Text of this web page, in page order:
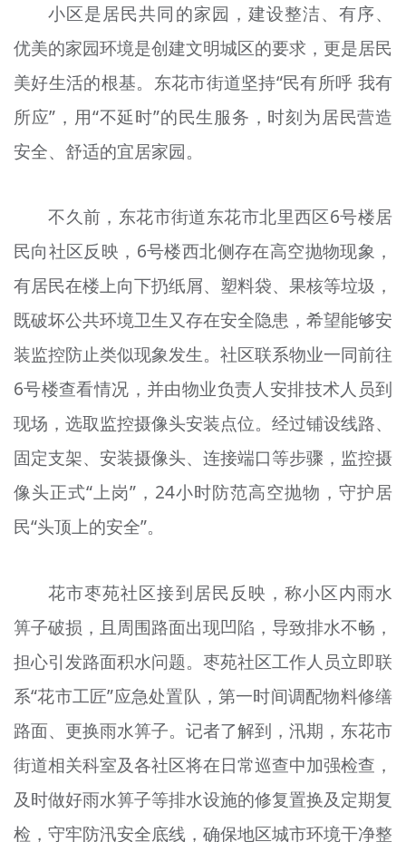
小区是居民共同的家园，建设整洁、有序、
优美的家园环境是创建文明城区的要求，更是居民
美好生活的根基。东花市街道坚持“民有所呼 我有
所应”，用“不延时”的民生服务，时刻为居民营造
安全、舒适的宜居家园。
不久前，东花市街道东花市北里西区6号楼居
民向社区反映，6号楼西北侧存在高空抛物现象，
有居民在楼上向下扔纸屑、塑料袋、果核等垃圾，
既破坏公共环境卫生又存在安全隐患，希望能够安
装监控防止类似现象发生。社区联系物业一同前往
6号楼查看情况，并由物业负责人安排技术人员到
现场，选取监控摄像头安装点位。经过铺设线路、
固定支架、安装摄像头、连接端口等步骤，监控摄
像头正式“上岗”，24小时防范高空抛物，守护居
民“头顶上的安全”。
花市枣苑社区接到居民反映，称小区内雨水
箅子破损，且周围路面出现凹陷，导致排水不畅，
担心引发路面积水问题。枣苑社区工作人员立即联
系“花市工匠”应急处置队，第一时间调配物料修缮
路面、更换雨水箅子。记者了解到，汛期，东花市
街道相关科室及各社区将在日常巡查中加强检查，
及时做好雨水箅子等排水设施的修复置换及定期复
检，守牢防汛安全底线，确保地区城市环境干净整